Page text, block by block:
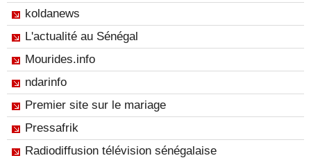
koldanews
L'actualité au Sénégal
Mourides.info
ndarinfo
Premier site sur le mariage
Pressafrik
Radiodiffusion télévision sénégalaise